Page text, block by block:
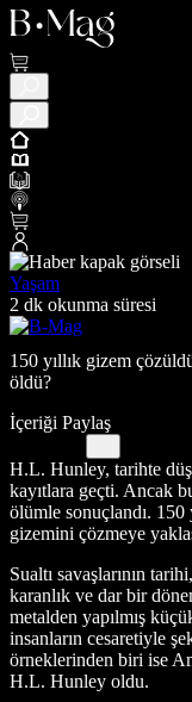
Yaşam
2 dk okunma süresi
150 yıllık gizem
öldü?
İçeriği Paylaş
H.L. Hunley, tarihte
kayıtlara geçti. Ancak
ölümle sonuçlandı. 150
gizemini çözmeye
Sualtı savaşlarının
karanlık ve dar bir
metalden yapılmış
insanların cesaretiyle
örneklerinden biri ise
H.L. Hunley oldu.